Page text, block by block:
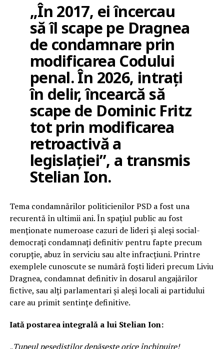
„În 2017, ei încercau
să îl scape pe Dragnea
de condamnare prin
modificarea Codului
penal. În 2026, intrați
în delir, încearcă să
scape de Dominic Fritz
tot prin modificarea
retroactivă a
legislației”, a transmis
Stelian Ion.
Tema condamnărilor politicienilor PSD a fost una
recurentă în ultimii ani. În spațiul public au fost
menționate numeroase cazuri de lideri și aleși social-
democrați condamnați definitiv pentru fapte precum
corupție, abuz în serviciu sau alte infracțiuni. Printre
exemplele cunoscute se numără foști lideri precum Liviu
Dragnea, condamnat definitiv în dosarul angajărilor
fictive, sau alți parlamentari și aleși locali ai partidului
care au primit sentințe definitive.
Iată postarea integrală a lui Stelian Ion:
„Tupeul pesediștilor depășește orice închipuire!